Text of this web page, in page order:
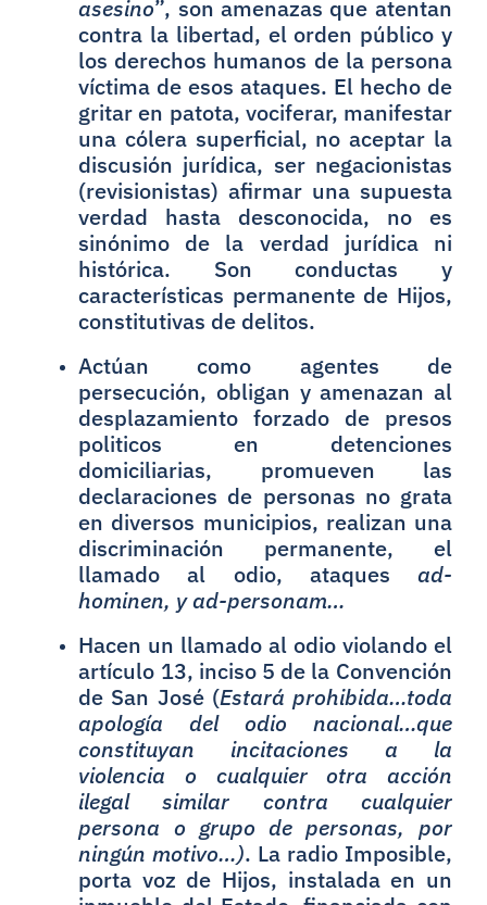
asesino”, son amenazas que atentan
contra la libertad, el orden público y
los derechos humanos de la persona
víctima de esos ataques. El hecho de
gritar en patota, vociferar, manifestar
una cólera superficial, no aceptar la
discusión jurídica, ser negacionistas
(revisionistas) afirmar una supuesta
verdad hasta desconocida, no es
sinónimo de la verdad jurídica ni
histórica. Son conductas y
características permanente de Hijos,
constitutivas de delitos.
Actúan como agentes de
persecución, obligan y amenazan al
desplazamiento forzado de presos
politicos en detenciones
domiciliarias, promueven las
declaraciones de personas no grata
en diversos municipios, realizan una
discriminación permanente, el
llamado al odio, ataques ad-
hominen, y ad-personam…
Hacen un llamado al odio violando el
artículo 13, inciso 5 de la Convención
de San José (Estará prohibida…toda
apología del odio nacional…que
constituyan incitaciones a la
violencia o cualquier otra acción
ilegal similar contra cualquier
persona o grupo de personas, por
ningún motivo…). La radio Imposible,
porta voz de Hijos, instalada en un